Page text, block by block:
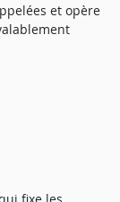
et opère